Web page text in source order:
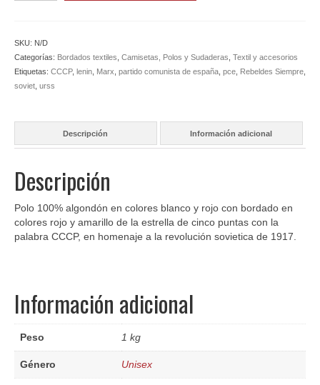
SKU: N/D
Categorías: Bordados textiles Camisetas, Polos y Sudaderas Textil y accesorios
Etiquetas: CCCP, lenin Marx partido comunista de españa pce Rebeldes Siempre
soviet urss
Descripción Información adicional
Descripción
Polo 100% algondón en colores blanco y rojo con bordado en
colores rojo y amarillo de la estrella de cinco puntas con la
palabra CCCP, en homenaje a la revolución sovietica de 1917.
Información adicional
Peso 1 kg
Género Unisex